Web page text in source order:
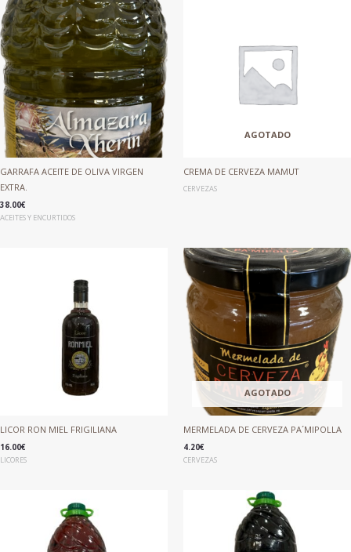
GARRAFA ACEITE DE OLIVA VIRGEN
EXTRA.
38.00€
ACEITES Y ENCURTIDOS
AGOTADO
CREMA DE CERVEZA MAMUT
CERVEZAS
LICOR RON MIEL FRIGILIANA
16.00€
LICORES
AGOTADO
MERMELADA DE CERVEZA PA´MIPOLLA
4.20€
CERVEZAS